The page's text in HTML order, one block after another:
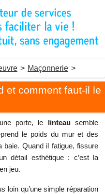
> Maçonnerie >
et comment faut-il le
porte, le linteausemble
le poids du mur et des
baie. Quand il fatigue, fissure
détail esthétique : c’est la
jeu.
loin qu’une simple réparation